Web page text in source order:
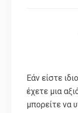
Εάν είστε
έχετε μια
μπορείτε να